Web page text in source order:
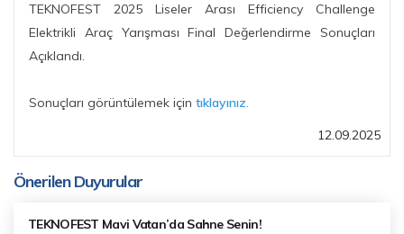
TEKNOFEST 2025 Liseler Arası Efficiency Challenge
Elektrikli Araç Yarışması Final Değerlendirme Sonuçları
Açıklandı.
Sonuçları görüntülemek için tıklayınız.
12.09.2025
Önerilen Duyurular
TEKNOFEST Mavi Vatan’da Sahne Senin!